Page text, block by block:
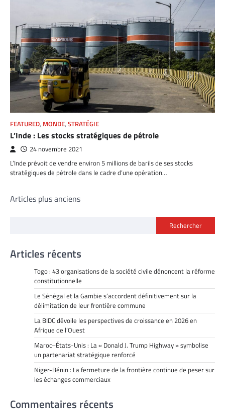
FEATURED, MONDE, STRATÉGIE
L’Inde : Les stocks stratégiques de pétrole
24 novembre 2021
L’Inde prévoit de vendre environ 5 millions de barils de ses stocks
stratégiques de pétrole dans le cadre d’une opération…
Navigation
Articles plus anciens
Rechercher
Articles récents
Togo : 43 organisations de la société civile dénoncent la réforme
constitutionnelle
Le Sénégal et la Gambie s’accordent définitivement sur la
délimitation de leur frontière commune
La BIDC dévoile les perspectives de croissance en 2026 en
Afrique de l’Ouest
Maroc–États-Unis : La « Donald J. Trump Highway » symbolise
un partenariat stratégique renforcé
Niger-Bénin : La fermeture de la frontière continue de peser sur
les échanges commerciaux
Commentaires récents